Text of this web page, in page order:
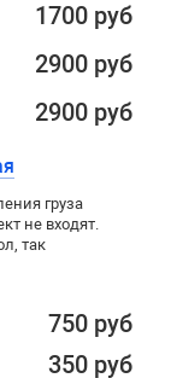
1700 руб
2900 руб
2900 руб
груза
не входят.
так
750 руб
350 руб